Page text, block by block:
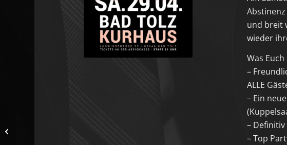
und breit
wieder
Was
–
ALLE
– Ein
–
– Top